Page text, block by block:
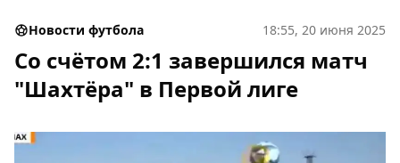
Новости футбола 18:55, 20 июня 2025
Со счётом 2:1 завершился матч
"Шахтёра" в Первой лиге